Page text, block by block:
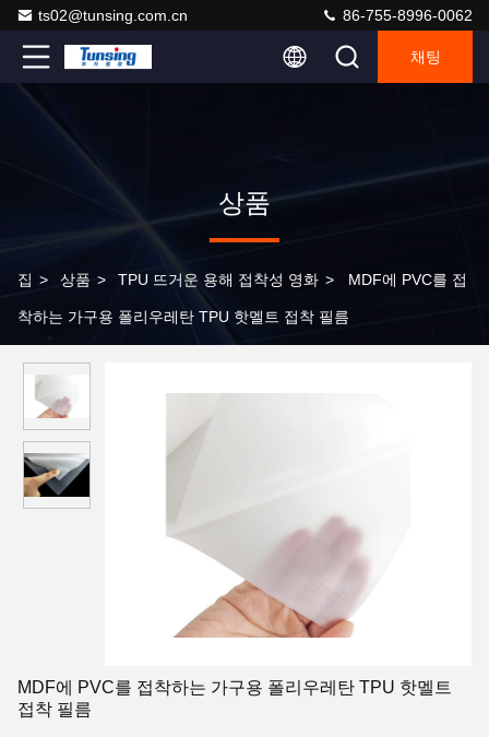
ts02@tunsing.com.cn 86-755-8996-0062
채팅
상품
집 > 상품 > TPU 뜨거운 용해 접착성 영화 > MDF에 PVC를 접
착하는 가구용 폴리우레탄 TPU 핫멜트 접착 필름
MDF에 PVC를 접착하는 가구용 폴리우레탄 TPU 핫멜트
접착 필름